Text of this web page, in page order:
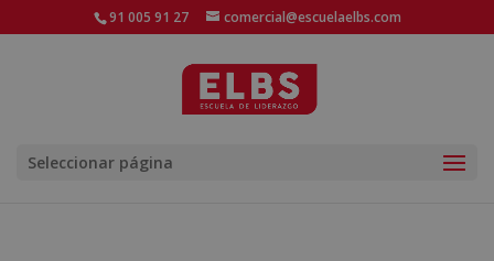
91 005 91 27 comercial@escuelaelbs.com
Seleccionar página